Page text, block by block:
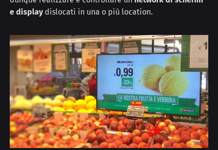
e displaydislocati in una o più location.